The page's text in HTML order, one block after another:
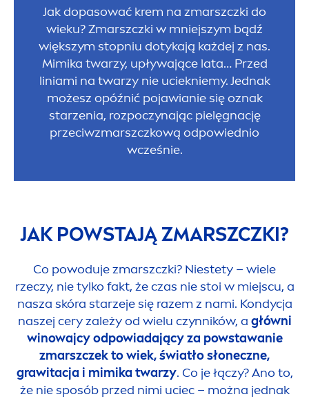
Jak dopasować krem na zmarszczki do
wieku? Zmarszczki w mniejszym bądź
większym stopniu dotykają każdej z nas.
Mimika twarzy, upływające lata… Przed
liniami na twarzy nie uciekniemy. Jednak
możesz opóźnić pojawianie się oznak
starzenia, rozpoczynając pielęgnację
przeciwzmarszczkową odpowiednio
wcześnie.
JAK POWSTAJĄ ZMARSZCZKI?
Co powoduje zmarszczki? Niestety – wiele
rzeczy, nie tylko fakt, że czas nie stoi w miejscu, a
nasza skóra starzeje się razem z nami. Kondycja
naszej cery zależy od wielu czynników, a główni
winowajcy odpowiadający za powstawanie
zmarszczek to wiek, światło słoneczne,
grawitacja i mimika twarzy. Co je łączy? Ano to,
że nie sposób przed nimi uciec – można jednak